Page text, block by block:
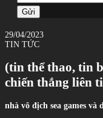
Gửi
29/04/2023
TIN TỨC
(tin thể thao, tin
chiến thắng liên
nhà vô địch sea games và